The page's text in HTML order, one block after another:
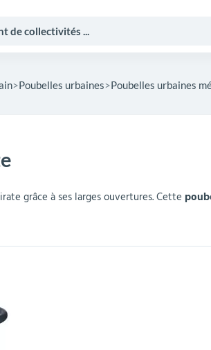
Poubelles urbaines Poubelles urbaines
grâce à ses larges ouvertures. Cette